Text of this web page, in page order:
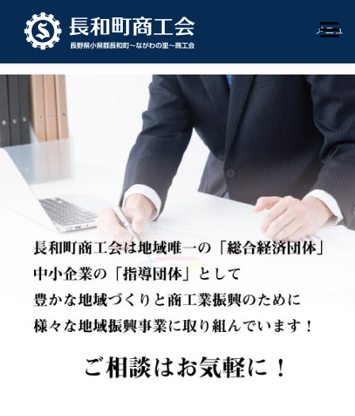
キ
プ
メニュー
HOME 商工会概要 支援内容
地域いきいき券